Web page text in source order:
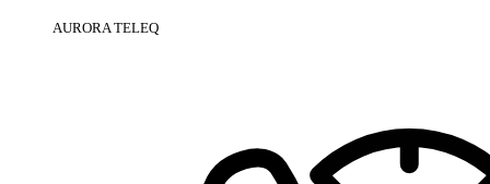
AURORA TELEQ